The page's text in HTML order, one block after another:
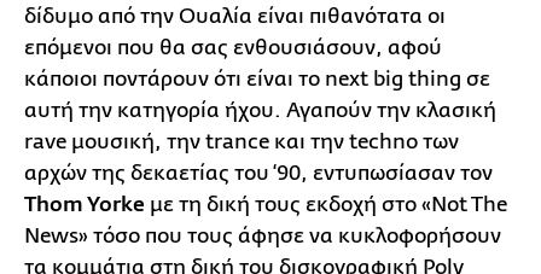
δίδυμο από την Ουαλία είναι πιθανότατα οι
επόμενοι που θα σας ενθουσιάσουν, αφού
κάποιοι ποντάρουν ότι είναι το next big thing σε
αυτή την κατηγορία ήχου. Αγαπούν την κλασική
rave μουσική, την trance και την techno των
αρχών της δεκαετίας του ‘90, εντυπωσίασαν τον
Thom Yorke με τη δική τους εκδοχή στο «Not The
News» τόσο που τους άφησε να κυκλοφορήσουν
τα κομμάτια στη δική του δισκογραφική Poly